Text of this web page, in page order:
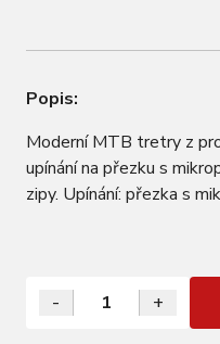
Popis:
Moderní MTB tretry z
upínání na přezku s
zipy. Upínání: přezka s
- +